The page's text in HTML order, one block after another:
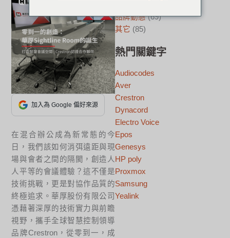
加入為 Google 偏好來源
在混合辦公成為新常態的今
日，我們該如何消弭遠距與現
場與會者之間的隔閡，創造人
人平等的會議體驗？這不僅是
技術挑戰，更是對協作品質的
終極追求。華厚股份有限公司
憑藉著深厚的技術實力與前瞻
視野，攜手全球智慧控制領導
品牌Crestron，從零到一，成
品牌動態(69)
其它 (85)
熱門關鍵字
Audiocodes
Aver
Crestron
Dynacord
Electro Voice
Epos
Genesys
HP poly
Proxmox
Samsung
Yealink